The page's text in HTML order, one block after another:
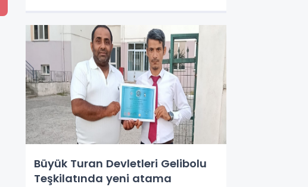
Büyük Turan Devletleri Gelibolu
Teşkilatında yeni atama